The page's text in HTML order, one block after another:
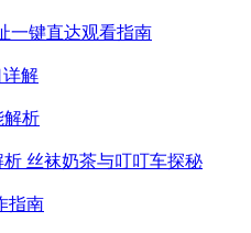
一键直达观看指南
详解
解析
丝袜奶茶与叮叮车探秘
指南